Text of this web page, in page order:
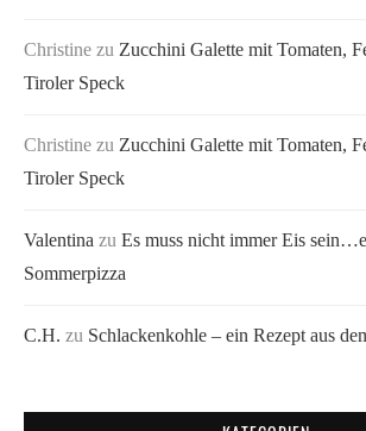
Christine zu Zucchini Galette mit Tomaten,
Tiroler Speck
Christine zu Zucchini Galette mit Tomaten,
Tiroler Speck
Valentina zu Es muss nicht immer Eis
Sommerpizza
C.H. zu Schlackenkohle – ein Rezept aus